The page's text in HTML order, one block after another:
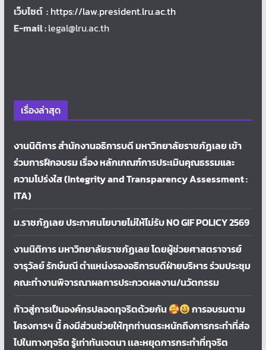
เว็บไซต์ : https://law.president.lru.ac.th
E-mail :legal@lru.ac.th
เรื่องล่าสุด
งานนิติการ สำนักงานอธิการบดี มหาวิทยาลัยราชภัฏเลย เข้า
ร่วมการฝึกอบรม เรื่อง หลักเกณฑ์การประเมินคุณธรรมและ
ความโปร่งใส (Integrity and Transparency Assessment :
ITA)
ม.ราชภัฏเลย ประกาศนโยบายไม่ให้ไม่รับ NO GIF POLICY 2569
งานนิติการ มหาวิทยาลัยราชภัฏเลย โดยผู้ช่วยศาสตราจารย์
จารุวัลย์ รักษ์มณี ตำแหน่งรองอธิการบดีฝ่ายบริหาร ร่วมประชุม
คณะทำงานพิจารณาผลการประกวดผลงาน/นวัตกรรม
ก้าวสู่การเป็นองค์กรปลอดทุจริตด้วยกัน
การอบรมตาม
โครงการฯ นี้ คงมีส่วนช่วยให้ทุกท่านตระหนักถึงการกระทำที่ส่อ
ไปในทางทุจริต รู้เท่าทันเจตนา เเละหยุดการกระทำที่ทุจริต